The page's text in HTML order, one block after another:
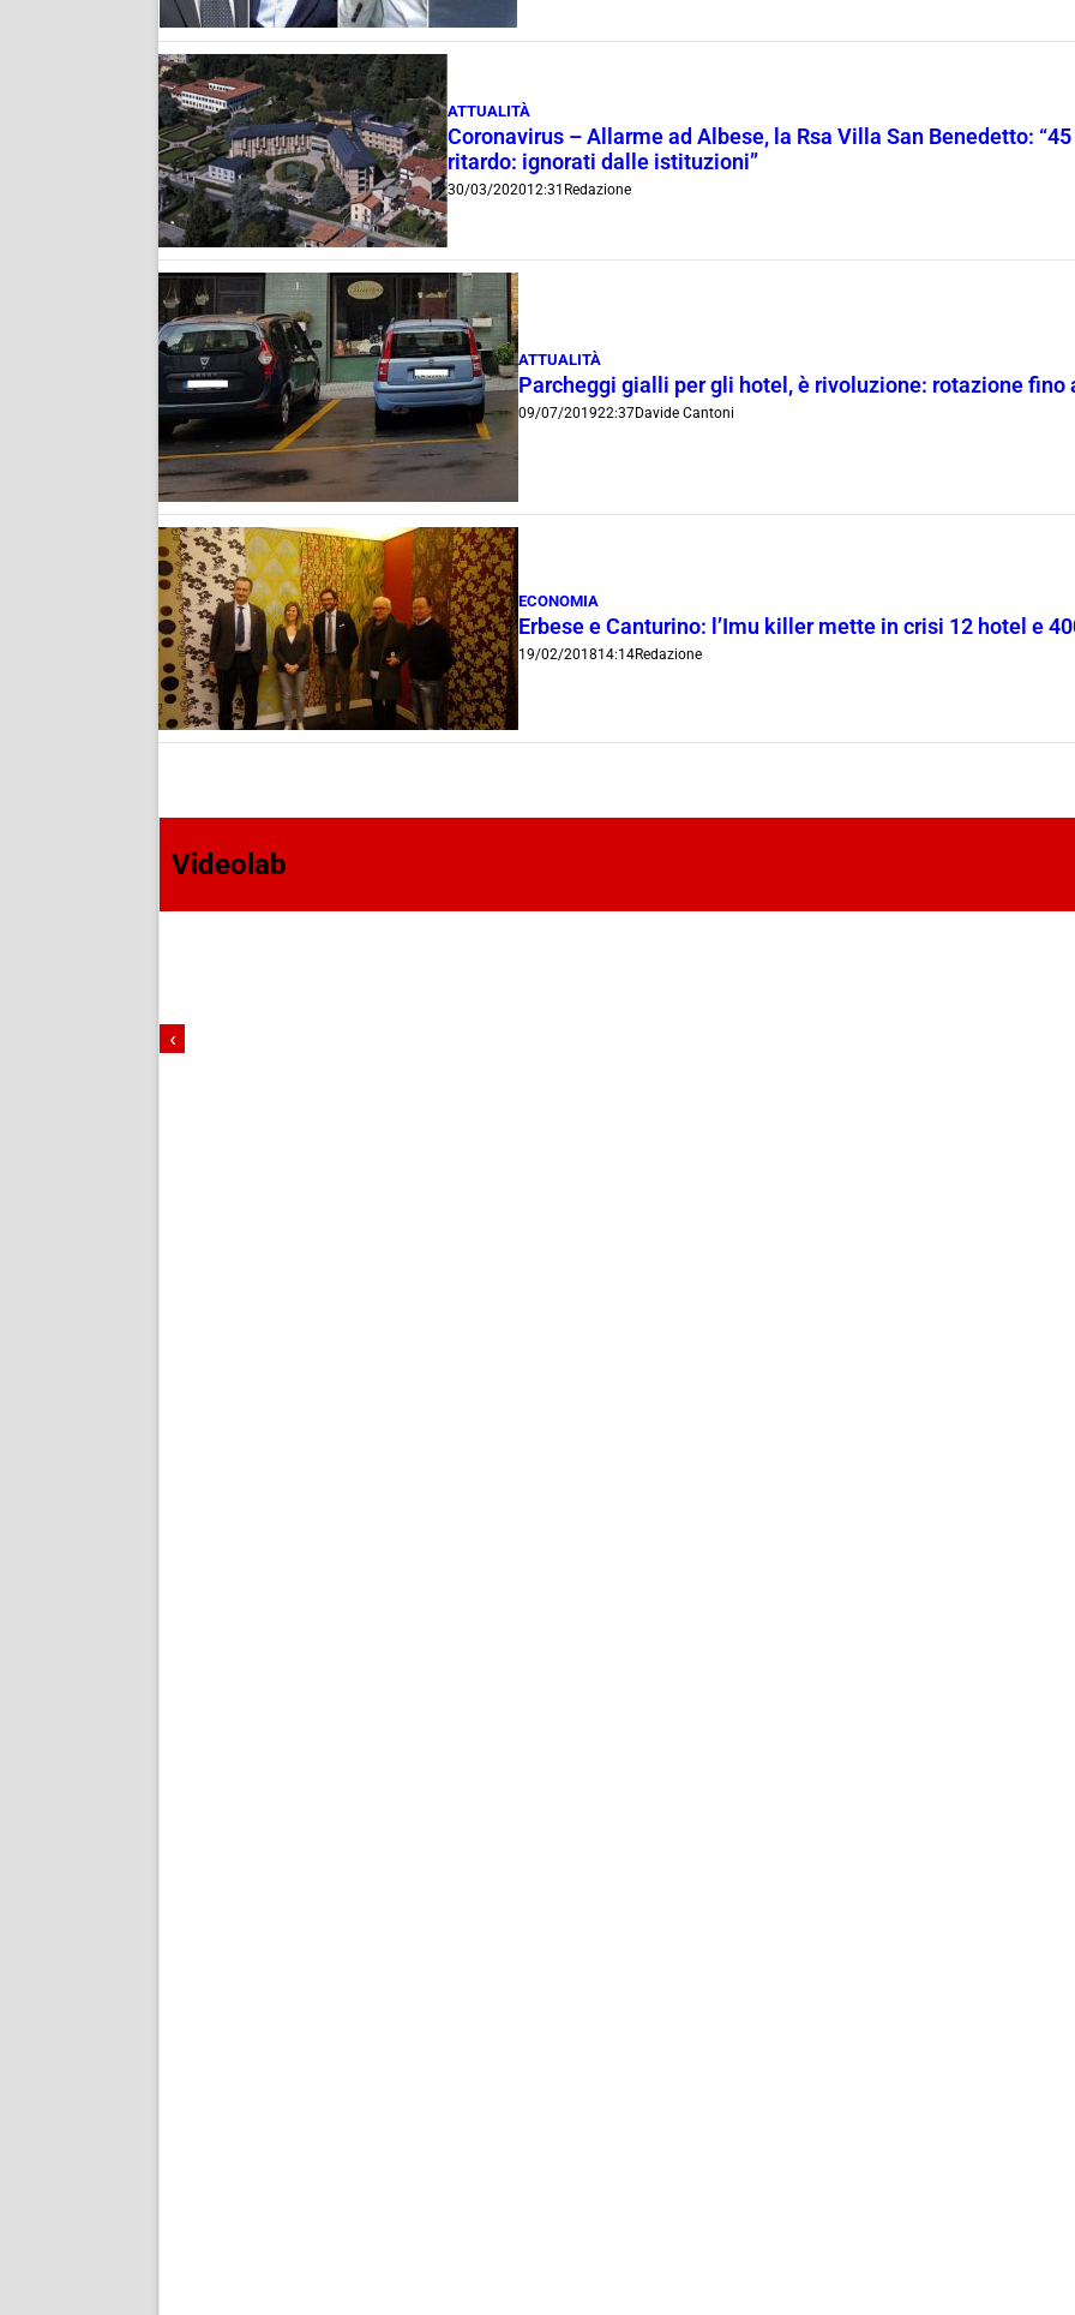
ATTUALITÀ
Coronavirus – Allarme ad Albese, la Rsa Villa San Benedetto:
ritardo: ignorati dalle istituzioni”
30/03/202012:31 Redazione
ATTUALITÀ
Parcheggi gialli per gli hotel, è rivoluzione: rotazione
09/07/201922:37Davide Cantoni
ECONOMIA
Erbese e Canturino: l’Imu killer mette in crisi 12 hotel e
19/02/201814:14Redazione
Videolab
‹